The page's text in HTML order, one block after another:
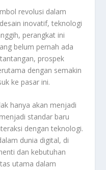
revolusi dalam
inovatif, teknologi
perangkat ini
belum pernah ada
prospek
dengan semakin
ke pasar ini.
hanya akan menjadi
standar baru
dengan teknologi.
dunia digital, di
dan kebutuhan
utama dalam